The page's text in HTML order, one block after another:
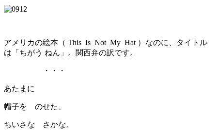
アメリカの絵本（ This Is Not My Hat ）なのに、タイトル
は「ちがう ねん」。関西弁の訳です。
・・・
あたまに
帽子を のせた、
ちいさな さかな。